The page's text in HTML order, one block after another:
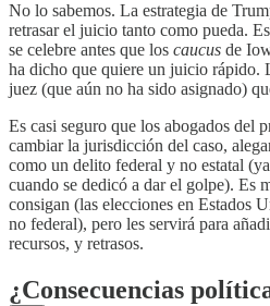
No lo sabemos. La estrategia de
retrasar el juicio tanto como pueda.
se celebre antes que los caucus de
ha dicho que quiere un juicio rápido.
juez (que aún no ha sido asignado)
Es casi seguro que los abogados del
cambiar la jurisdicción del caso,
como un delito federal y no estatal
cuando se dedicó a dar el golpe). Es
consigan (las elecciones en Estados
no federal), pero les servirá para
recursos, y retrasos.
¿Consecuencias